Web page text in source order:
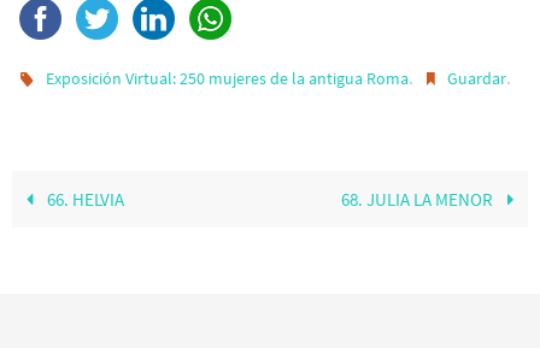
Exposición Virtual: 250 mujeres de la antigua Roma. Guardar.
66. HELVIA 68. JULIA LA MENOR